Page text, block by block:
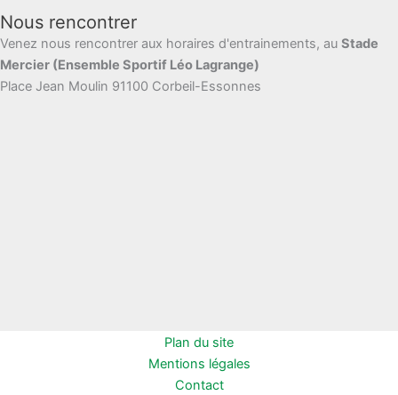
Nous rencontrer
Venez nous rencontrer aux horaires d'entrainements, au Stade
Mercier (Ensemble Sportif Léo Lagrange)
Place Jean Moulin 91100 Corbeil-Essonnes
Plan du site
Mentions légales
Contact